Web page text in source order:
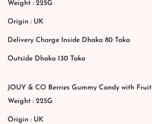
Weight : 225G
Origin : UK
Delivery Charge Inside Dhaka 80 Taka
Outside Dhaka 130 Taka
JOUY & CO Berries Gummy Candy with
Weight : 225G
Origin : UK